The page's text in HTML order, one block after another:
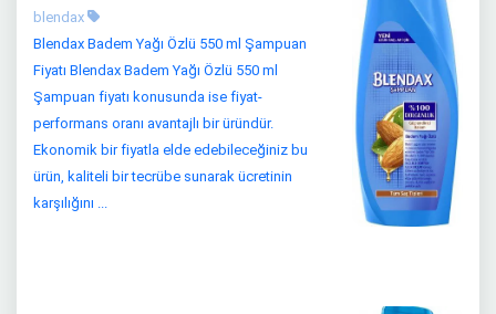
blendax
Blendax Badem Yağı Özlü 550 ml Şampuan
Fiyatı Blendax Badem Yağı Özlü 550 ml
Şampuan fiyatı konusunda ise fiyat-
performans oranı avantajlı bir üründür.
Ekonomik bir fiyatla elde edebileceğiniz bu
ürün, kaliteli bir tecrübe sunarak ücretinin
karşılığını ...